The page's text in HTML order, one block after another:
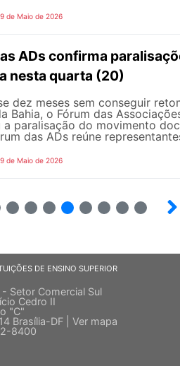
de Maio de 2026
ADs confirma
nesta quarta (20)
dez meses sem conseguir
Bahia, o Fórum das
a paralisação do movimento
das ADs reúne
de Maio de 2026
DE ENSINO SUPERIOR
Setor Comercial Sul
Cedro II
"C"
Brasília-DF | Ver mapa
8400